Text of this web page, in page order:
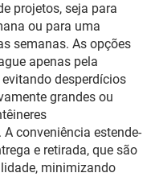
projetos, seja para
ou para uma
semanas. As opções
apenas pela
desperdícios
grandes ou
conveniência estende-
e retirada, que são
minimizando